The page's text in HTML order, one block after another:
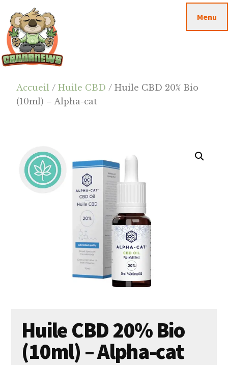
contenu
principal
barre
latérale
principale
footer
Cannanews.fr
Menu
Accueil /Huile CBD / Huile CBD 20% Bio
(10ml) – Alpha-cat
Huile CBD 20% Bio
(10ml) – Alpha-cat